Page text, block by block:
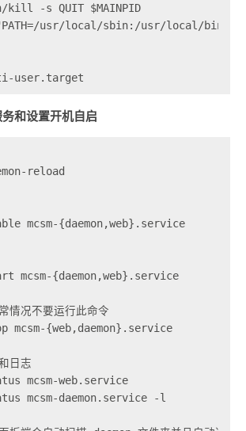
kill -s QUIT $MAINPID
usr/local/sbin:/usr/local/
user.target
和设置开机自启
reload
mcsm-{daemon,web}.service
mcsm-{daemon,web}.service
情况不要运行此命令
mcsm-{web,daemon}.service
日志
mcsm-web.service
mcsm-daemon.service -l